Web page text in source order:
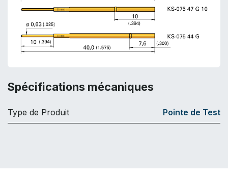
Spécifications mécaniques
Type de Produit Pointe de Test